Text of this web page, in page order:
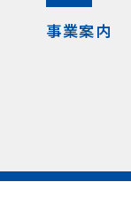
事業案内